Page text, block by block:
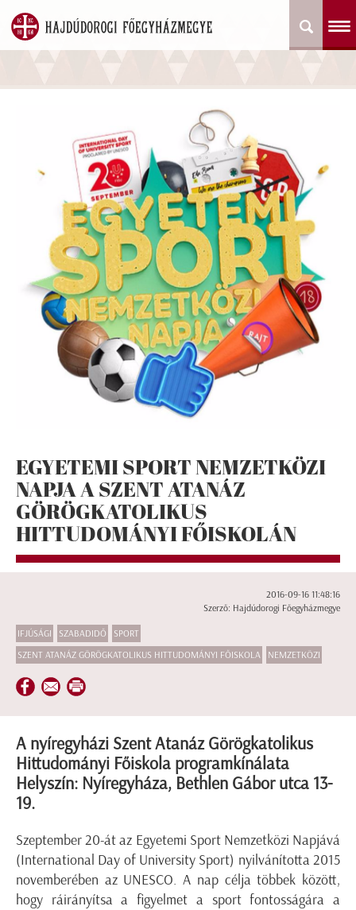
EGYETEMI SPORT NEMZETKÖZI
NAPJA A SZENT ATANÁZ
GÖRÖGKATOLIKUS
HITTUDOMÁNYI FŐISKOLÁN
2016-09-16 11:48:16
Szerző: Hajdúdorogi Főegyházmegye
IFJÚSÁGI SZABADIDŐ
SPORT
SZENT ATANÁZ GÖRÖGKATOLIKUS HITTUDOMÁNYI FŐISKOLA
NEMZETKÖZI
A nyíregyházi Szent Atanáz Görögkatolikus
Hittudományi Főiskola programkínálata
Helyszín: Nyíregyháza, Bethlen Gábor utca 13-
19.
Szeptember 20-át az Egyetemi Sport Nemzetközi Napjává
(International Day of University Sport) nyilvánította 2015
novemberében az UNESCO. A nap célja többek között,
hogy ráirányítsa a figyelmet a sport fontosságára a